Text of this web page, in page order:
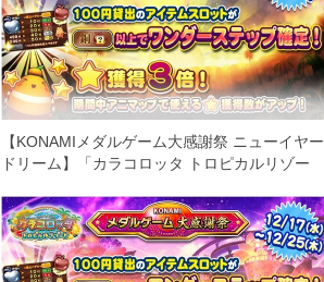
【KONAMIメダルゲーム大感謝祭 ニューイヤー
ドリーム】「カラコロッタ トロピカルリゾー
アップ＆★獲得3倍イベント実施！